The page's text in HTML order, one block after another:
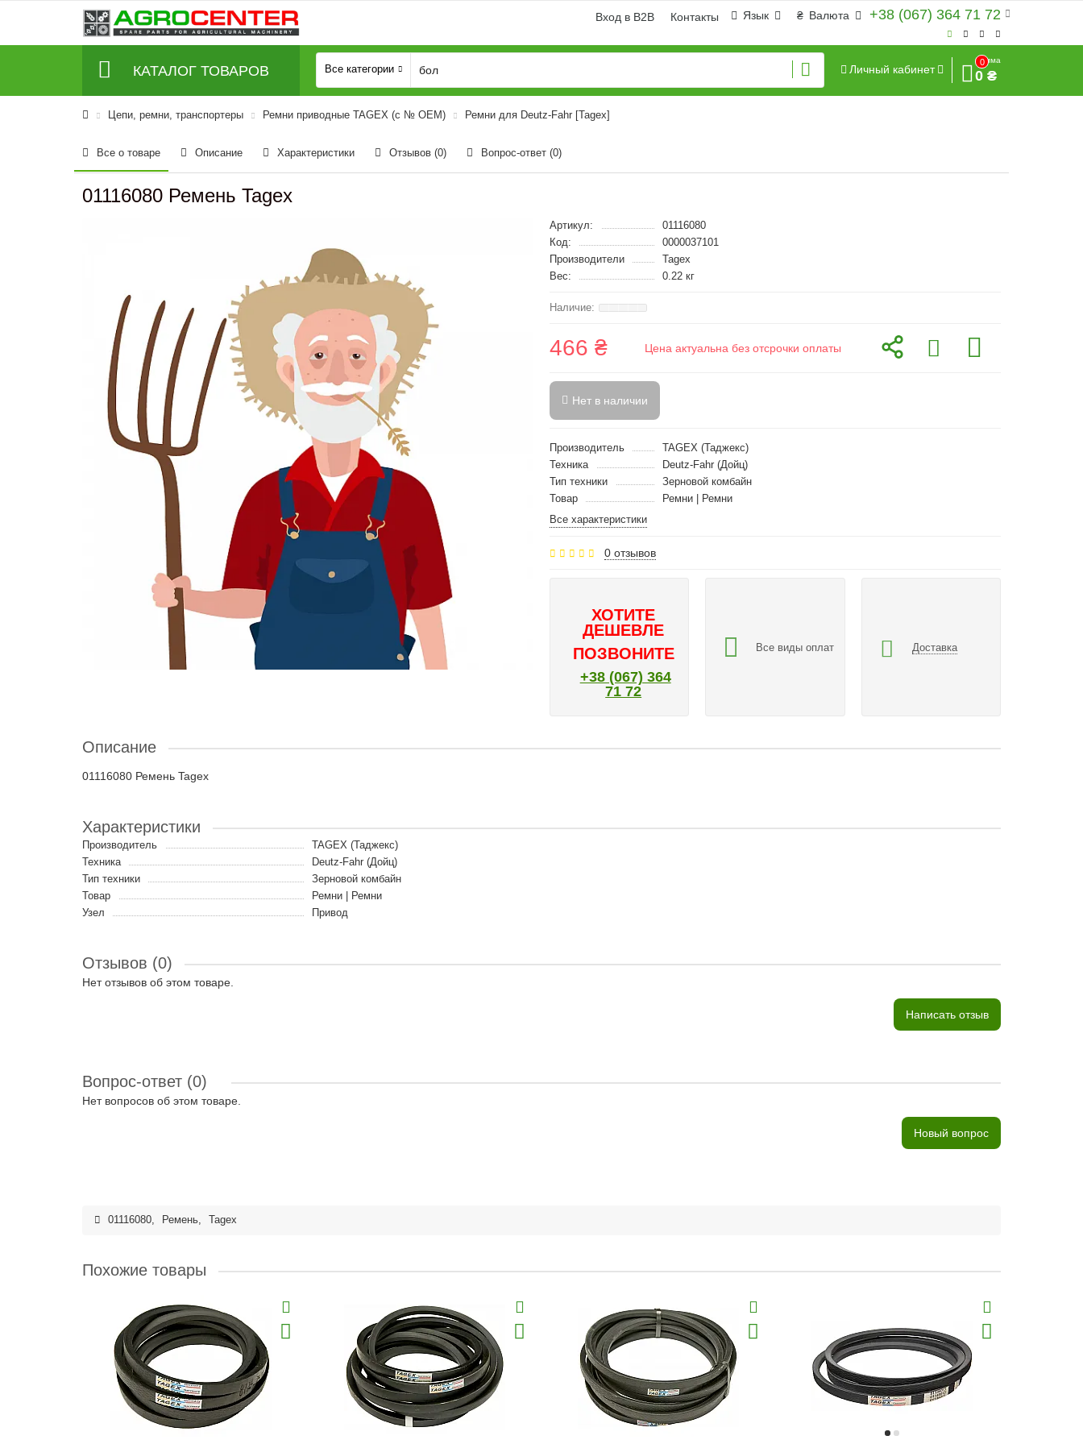
+38 (067) 364 71 72
₴ Валюта
Язык
Вход в B2B Контакты
КАТАЛОГ ТОВАРОВ Все категории Личный кабинет
0
Сумма
0 ₴
Цепи, ремни, транспортеры Ремни приводные TAGEX (с № OEM) Ремни для Deutz-Fahr [Tagex]
Все о товаре Описание Характеристики Отзывов (0) Вопрос-ответ (0)
01116080 Ремень Tagex
Артикул:
01116080
Код:
0000037101
Производители
Tagex
Вес:
0.22 кг
466 ₴ Цена актуальна без отсрочки оплаты
Нет в наличии
Производитель
TAGEX (Таджекс)
Техника
Deutz-Fahr (Дойц)
Тип техники
Зерновой комбайн
Товар
Ремни | Ремни
Все характеристики
0 отзывов
ХОТИТЕ
ДЕШЕВЛЕ
ПОЗВОНИТЕ
+38 (067) 364
71 72
Все виды оплат Доставка
Описание
01116080 Ремень Tagex
Характеристики
Производитель
TAGEX (Таджекс)
Техника
Deutz-Fahr (Дойц)
Тип техники
Зерновой комбайн
Товар
Ремни | Ремни
Узел
Привод
Отзывов (0)
Нет отзывов об этом товаре.
Написать отзыв
Вопрос-ответ (0)
Нет вопросов об этом товаре.
Новый вопрос
01116080, Ремень, Tagex
Похожие товары